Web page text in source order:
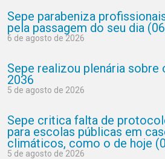
Sepe parabeniza
pela passagem do seu dia
6 de agosto de 2026
Sepe realizou plenária sobre
2036
5 de agosto de 2026
Sepe critica falta de
para escolas públicas em
climáticos, como o de hoje
5 de agosto de 2026